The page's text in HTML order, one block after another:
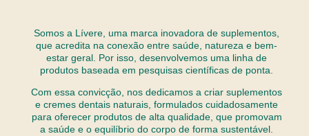
Somos a Lívere, uma marca inovadora de suplementos,
que acredita na conexão entre saúde, natureza e bem-
estar geral. Por isso, desenvolvemos uma linha de
produtos baseada em pesquisas científicas de ponta.
Com essa convicção, nos dedicamos a criar suplementos
e cremes dentais naturais, formulados cuidadosamente
para oferecer produtos de alta qualidade, que promovam
a saúde e o equilíbrio do corpo de forma sustentável.